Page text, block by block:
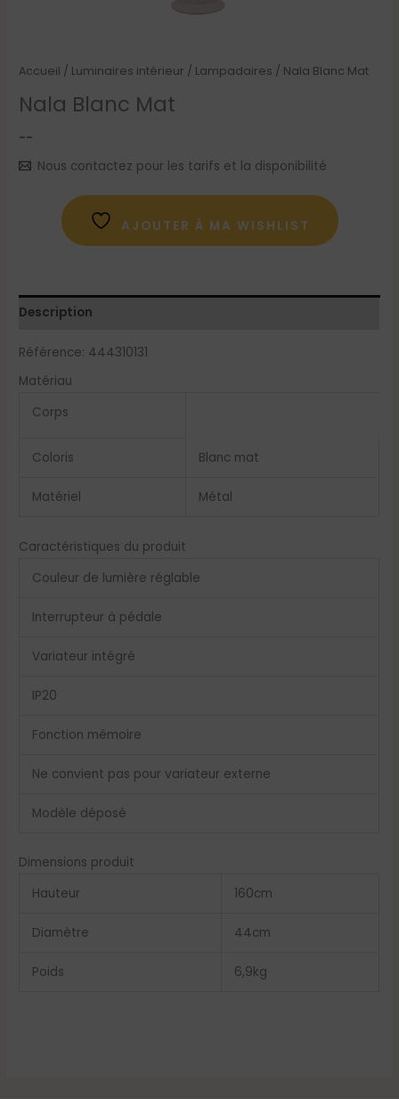
Accueil / Luminaires intérieur / Lampadaires / Nala Blanc Mat
Nala Blanc Mat
--
Nous contactez pour les tarifs et la disponibilité
AJOUTER À MA WISHLIST
Description
Référence: 444310131
Matériau
Corps
Coloris Blanc mat
Matériel Métal
Caractéristiques du produit
Couleur de lumière réglable
Interrupteur à pédale
Variateur intégré
IP20
Fonction mémoire
Ne convient pas pour variateur externe
Modèle déposé
Dimensions produit
Hauteur
160cm
Diamètre 44cm
Poids 6,9kg